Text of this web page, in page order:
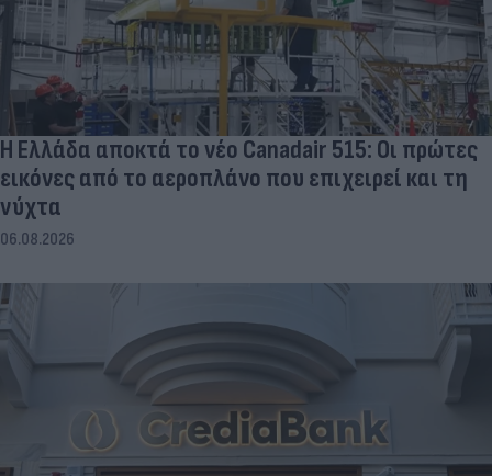
Η Ελλάδα αποκτά το νέο Canadair 515: Οι πρώτες
εικόνες από το αεροπλάνο που επιχειρεί και τη
νύχτα
06.08.2026